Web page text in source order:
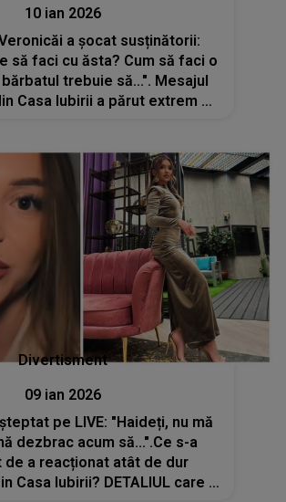
10 ian 2026
a șocat susținătorii:
să faci cu ăsta? Cum să faci o
trebuie să...". Mesajul
Casa Iubirii a părut extrem de
Divertisment
09 ian 2026
pe LIVE: "Haideți, nu mă
dezbrac acum să...".Ce s-a
de a reacționat atât de dur
Casa Iubirii? DETALIUL care a